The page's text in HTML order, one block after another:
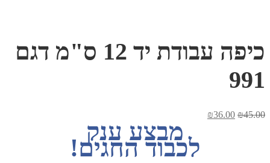
כיפה עבודת יד 12 ס"מ דגם
991
₪45.00
המחיר₪36.00
הוא:
₪36.00.
מבצע ענק
לכבוד החגים!